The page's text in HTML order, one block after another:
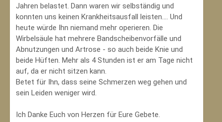
Jahren belastet. Dann waren wir selbständig und
konnten uns keinen Krankheitsausfall leisten.... Und
heute würde Ihn niemand mehr operieren. Die
Wirbelsäule hat mehrere Bandscheibenvorfälle und
Abnutzungen und Artrose - so auch beide Knie und
beide Hüften. Mehr als 4 Stunden ist er am Tage nicht
auf, da er nicht sitzen kann.
Betet für Ihn, dass seine Schmerzen weg gehen und
sein Leiden weniger wird.
Ich Danke Euch von Herzen für Eure Gebete.